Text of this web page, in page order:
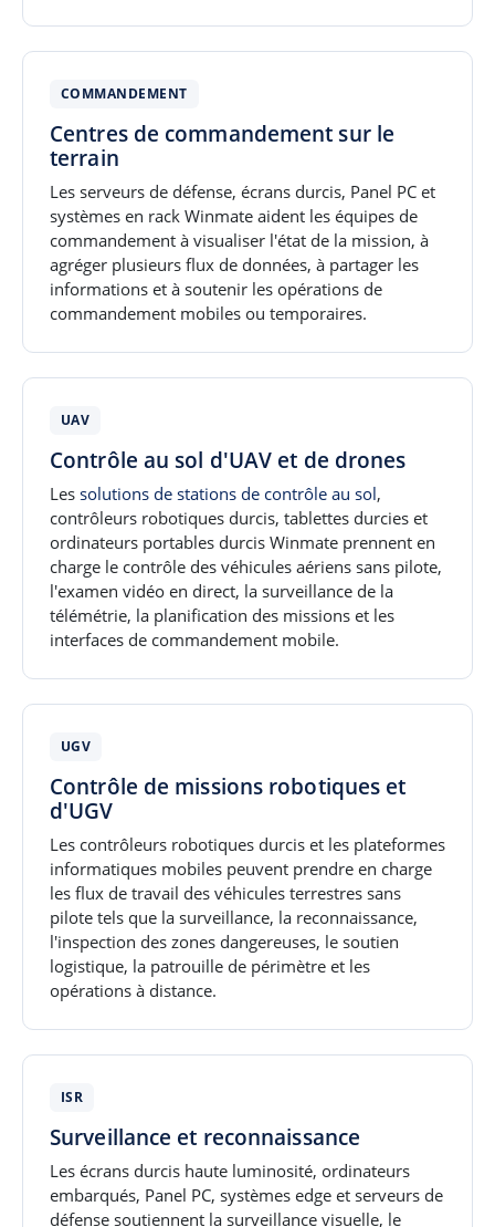
COMMANDEMENT
Centres de commandement sur le
terrain
Les serveurs de défense, écrans durcis, Panel PC et
systèmes en rack Winmate aident les équipes de
commandement à visualiser l'état de la mission, à
agréger plusieurs flux de données, à partager les
informations et à soutenir les opérations de
commandement mobiles ou temporaires.
UAV
Contrôle au sol d'UAV et de drones
Les solutions de stations de contrôle au sol,
contrôleurs robotiques durcis, tablettes durcies et
ordinateurs portables durcis Winmate prennent en
charge le contrôle des véhicules aériens sans pilote,
l'examen vidéo en direct, la surveillance de la
télémétrie, la planification des missions et les
interfaces de commandement mobile.
UGV
Contrôle de missions robotiques et
d'UGV
Les contrôleurs robotiques durcis et les plateformes
informatiques mobiles peuvent prendre en charge
les flux de travail des véhicules terrestres sans
pilote tels que la surveillance, la reconnaissance,
l'inspection des zones dangereuses, le soutien
logistique, la patrouille de périmètre et les
opérations à distance.
ISR
Surveillance et reconnaissance
Les écrans durcis haute luminosité, ordinateurs
embarqués, Panel PC, systèmes edge et serveurs de
défense soutiennent la surveillance visuelle, le